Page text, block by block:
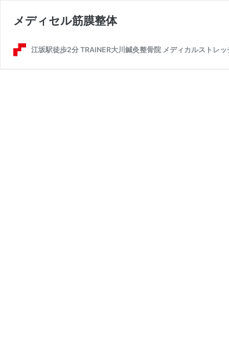
メディセル筋膜整体
江坂駅徒歩2分 TRAINER大川鍼灸整骨院 メディカルストレッ